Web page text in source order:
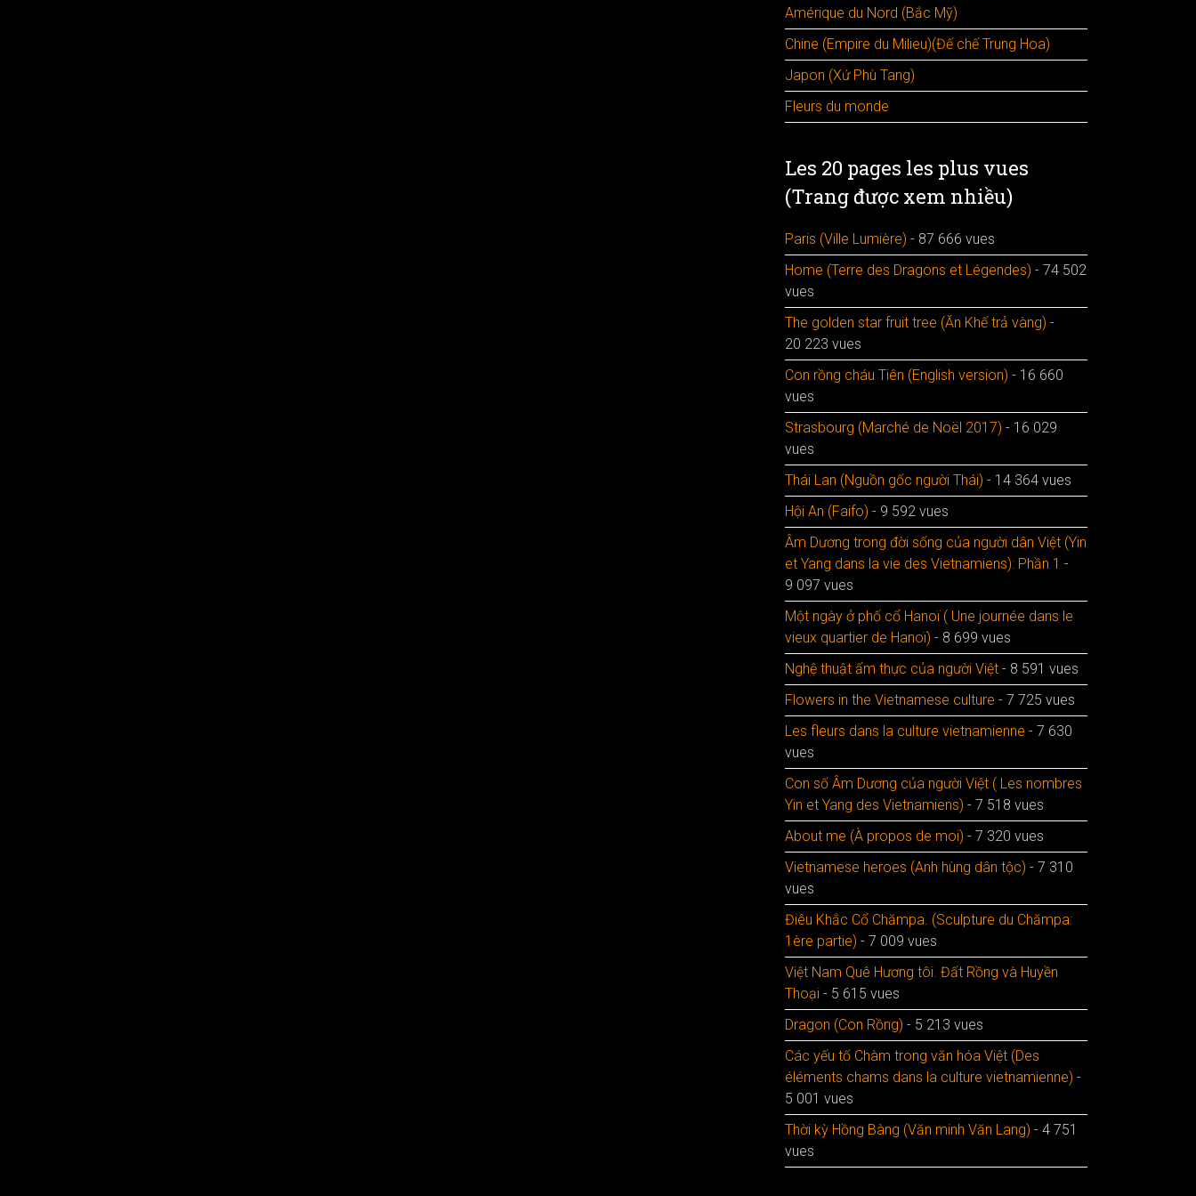
Amérique du Nord (Bắc Mỹ)
Chine (Empire du Milieu)(Đế chế Trung Hoa)
Japon (Xứ Phù Tang)
Fleurs du monde
Les 20 pages les plus vues
(Trang được xem nhiều)
Paris (Ville Lumière) - 87 666 vues
Home (Terre des Dragons et Légendes) - 74 502
vues
The golden star fruit tree (Ăn Khế trả vàng) -
20 223 vues
Con rồng cháu Tiên (English version) - 16 660
vues
Strasbourg (Marché de Noël 2017) - 16 029
vues
Thái Lan (Nguồn gốc người Thái) - 14 364 vues
Hội An (Faifo) - 9 592 vues
Âm Dương trong đời sống của người dân Việt (Yin
et Yang dans la vie des Vietnamiens): Phần 1 -
9 097 vues
Một ngày ở phố cổ Hanoï ( Une journée dans le
vieux quartier de Hanoï) - 8 699 vues
Nghệ thuật ẩm thực của người Việt - 8 591 vues
Flowers in the Vietnamese culture - 7 725 vues
Les fleurs dans la culture vietnamienne - 7 630
vues
Con số Âm Dương của người Việt ( Les nombres
Yin et Yang des Vietnamiens) - 7 518 vues
About me (À propos de moi) - 7 320 vues
Vietnamese heroes (Anh hùng dân tộc) - 7 310
vues
Điêu Khắc Cổ Chămpa. (Sculpture du Chămpa:
1ère partie) - 7 009 vues
Việt Nam Quê Hương tôi. Đất Rồng và Huyền
Thoại - 5 615 vues
Dragon (Con Rồng) - 5 213 vues
Các yếu tố Chàm trong văn hóa Việt (Des
éléments chams dans la culture vietnamienne) -
5 001 vues
Thời kỳ Hồng Bàng (Văn minh Văn Lang) - 4 751
vues